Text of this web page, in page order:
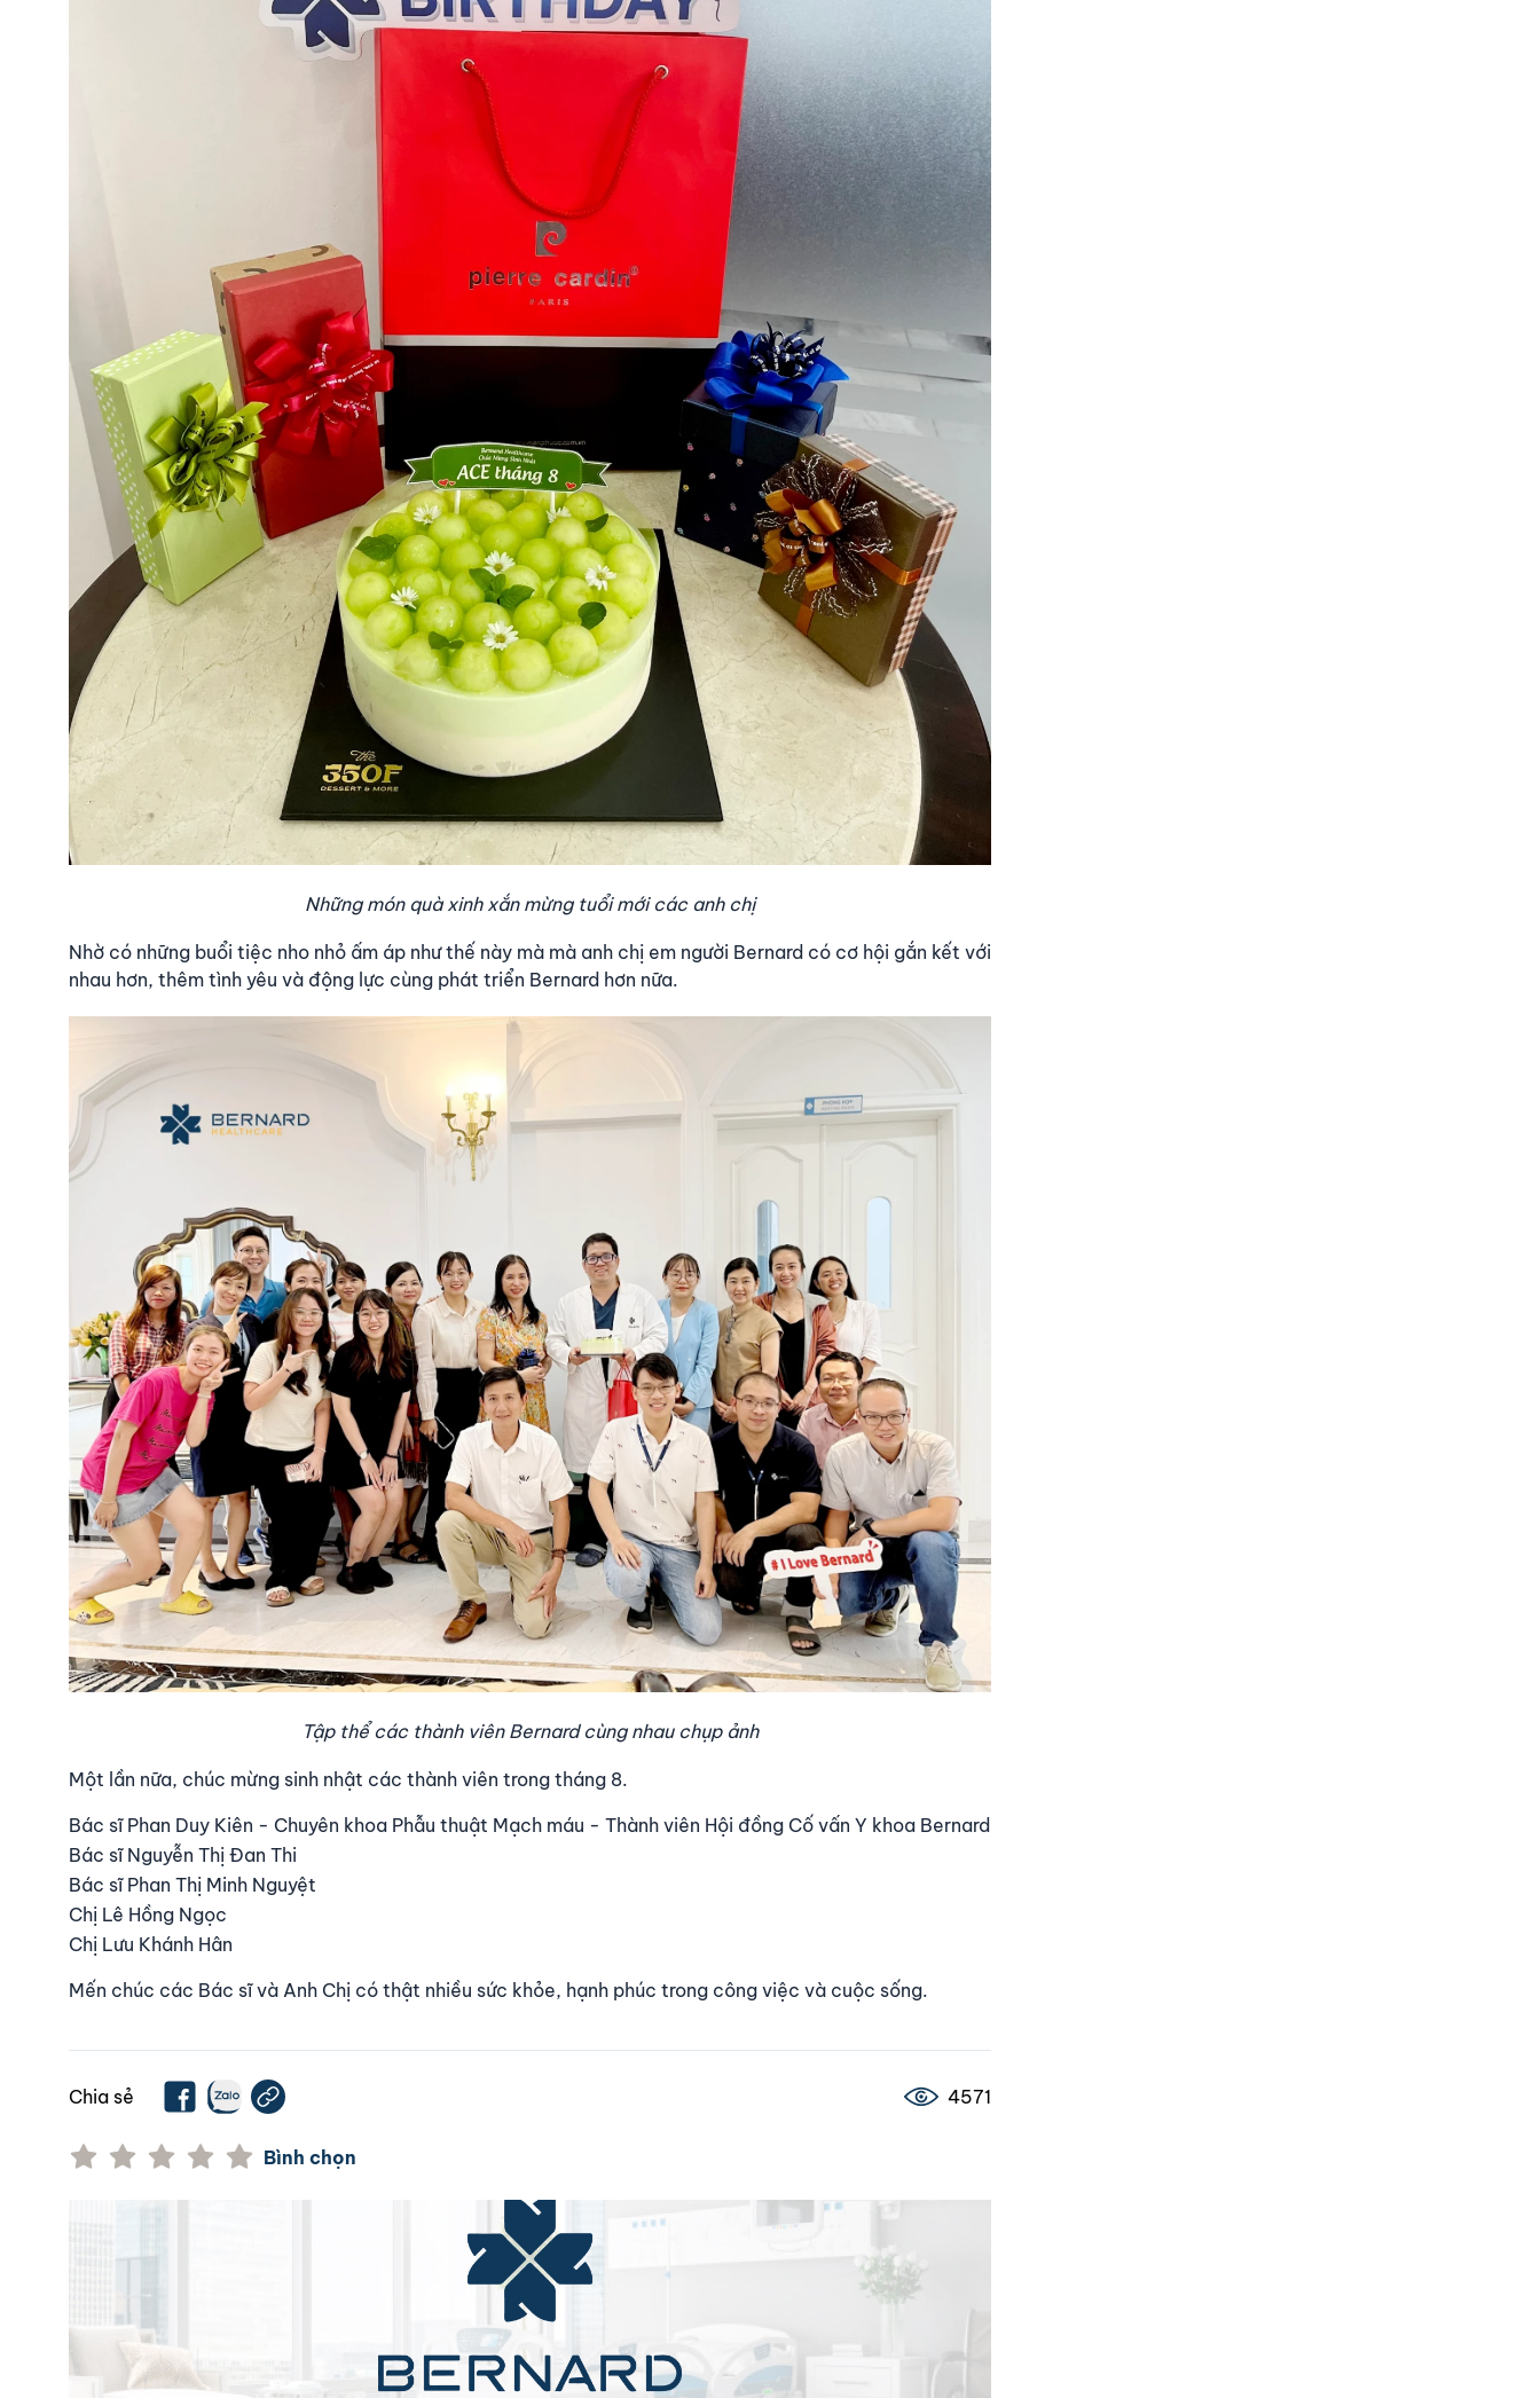
Những món quà xinh xắn mừng tuổi mới các anh chị
Nhờ có những buổi tiệc nho nhỏ ấm áp như thế này mà mà anh chị em người Bernard có cơ hội gắn kết với
nhau hơn, thêm tình yêu và động lực cùng phát triển Bernard hơn nữa.​
Tập thể các thành viên Bernard cùng nhau chụp ảnh
Một lần nữa, chúc mừng sinh nhật các thành viên trong tháng 8.​
Bác sĩ Phan Duy Kiên - Chuyên khoa Phẫu thuật Mạch máu - Thành viên Hội đồng Cố vấn Y khoa Bernard​
Bác sĩ Nguyễn Thị Đan Thi
Bác sĩ Phan Thị Minh Nguyệt
Chị Lê Hồng Ngọc
Chị Lưu Khánh Hân
Mến chúc các Bác sĩ và Anh Chị có thật nhiều sức khỏe, hạnh phúc trong công việc và cuộc sống.
Chia sẻ 4571
Bình chọn